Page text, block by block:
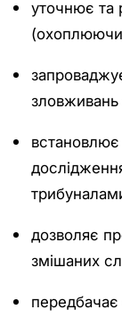
уточнює та
зловживань
встановлює
дозволяє
змішаних